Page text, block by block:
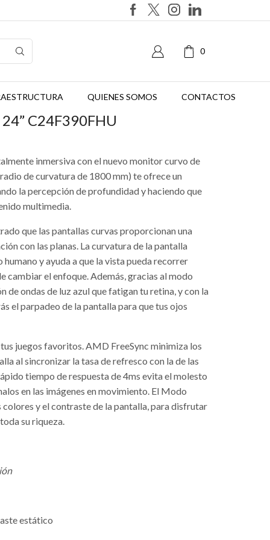
0
QUIENES SOMOS CONTACTOS
C24F390FHU
inmersiva con el nuevo monitor curvo de
de curvatura de 1800 mm) te ofrece un
la percepción de profundidad y haciendo que
multimedia.
que las pantallas curvas proporcionan una
con las planas. La curvatura de la pantalla
humano y ayuda a que la vista pueda recorrer
cambiar el enfoque. Además, gracias al modo
de ondas de luz azul que fatigan tu retina, y con la
el parpadeo de la pantalla para que tus ojos
juegos favoritos. AMD FreeSync minimiza los
al sincronizar la tasa de refresco con la de las
tiempo de respuesta de 4ms evita el molesto
en las imágenes en movimiento. El Modo
y el contraste de la pantalla, para disfrutar
su riqueza.
estático